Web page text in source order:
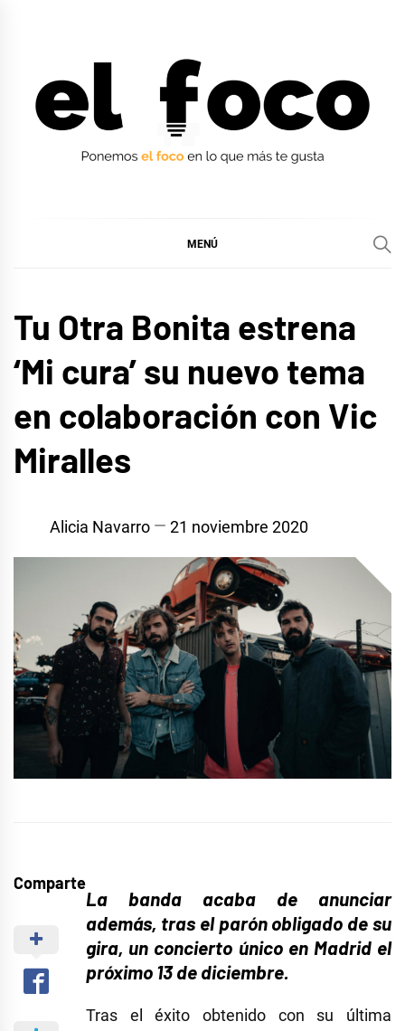
MENÚ
Tu Otra Bonita estrena
‘Mi cura’ su nuevo tema
en colaboración con Vic
Miralles
Alicia Navarro 21 noviembre 2020
Comparte
La banda acaba de anunciar
además, tras el parón obligado de su
gira, un concierto único en Madrid el
próximo 13 de diciembre.
Tras el éxito obtenido con su última